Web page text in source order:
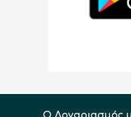
Ο Λογαριασμός